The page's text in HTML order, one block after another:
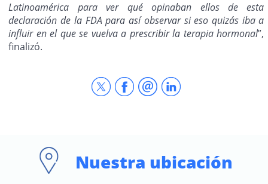
Latinoamérica para ver qué opinaban ellos de esta
declaración de la FDA para así observar si eso quizás iba a
influir en el que se vuelva a prescribir la terapia hormonal”,
finalizó.
Nuestra ubicación